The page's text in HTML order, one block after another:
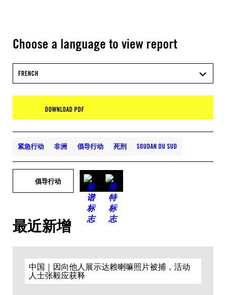
Choose a language to view report
FRENCH
DOWNLOAD PDF
紧急行动 非洲 倡导行动 死刑 SOUDAN DU SUD
倡导行动
最近新增
中国｜因向他人展示达赖喇嘛照片被捕，活动
人士张毅应获释